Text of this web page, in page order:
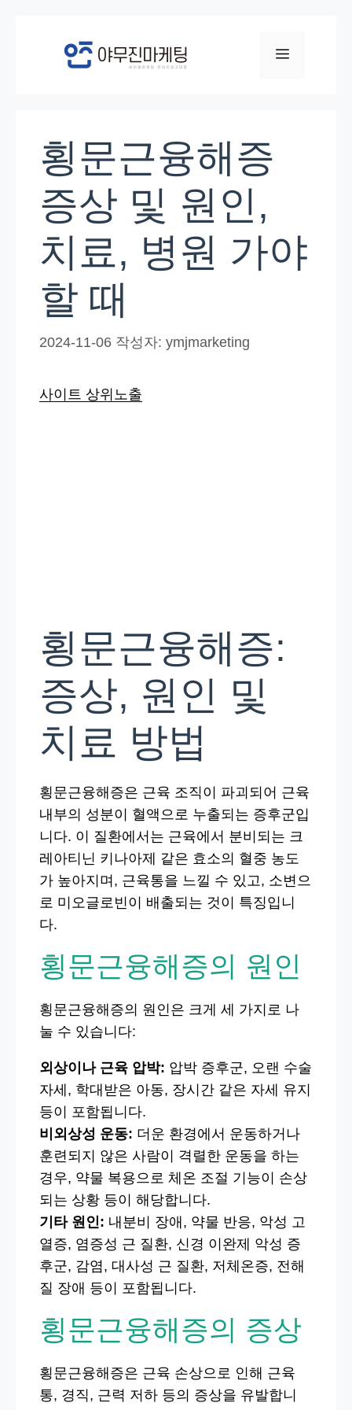
메
횡문근융해증
증상 및 원인,
치료, 병원 가야
할 때
2024-11-06 작성자: ymjmarketing
사이트 상위노출
횡문근융해증:
증상, 원인 및
치료 방법
횡문근융해증은 근육 조직이 파괴되어 근육
내부의 성분이 혈액으로 누출되는 증후군입
니다. 이 질환에서는 근육에서 분비되는 크
레아티닌 키나아제 같은 효소의 혈중 농도
가 높아지며, 근육통을 느낄 수 있고, 소변으
로 미오글로빈이 배출되는 것이 특징입니
다.
횡문근융해증의 원인
횡문근융해증의 원인은 크게 세 가지로 나
눌 수 있습니다:
외상이나 근육 압박: 압박 증후군, 오랜 수술
자세, 학대받은 아동, 장시간 같은 자세 유지
등이 포함됩니다.
비외상성 운동: 더운 환경에서 운동하거나
훈련되지 않은 사람이 격렬한 운동을 하는
경우, 약물 복용으로 체온 조절 기능이 손상
되는 상황 등이 해당합니다.
기타 원인: 내분비 장애, 약물 반응, 악성 고
열증, 염증성 근 질환, 신경 이완제 악성 증
후군, 감염, 대사성 근 질환, 저체온증, 전해
질 장애 등이 포함됩니다.
횡문근융해증의 증상
횡문근융해증은 근육 손상으로 인해 근육
통, 경직, 근력 저하 등의 증상을 유발합니